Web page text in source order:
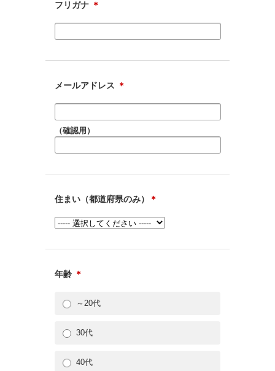
フリガナ ＊
メールアドレス ＊
（確認用）
住まい（都道府県のみ） ＊
年齢 ＊
～20代
30代
40代